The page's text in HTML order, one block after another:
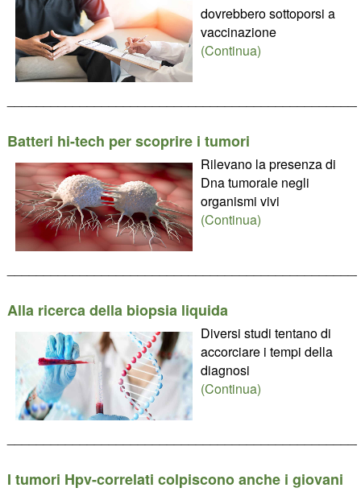
dovrebbero sottoporsi a
vaccinazione
(Continua)
Batteri hi-tech per scoprire i tumori
Rilevano la presenza di
Dna tumorale negli
organismi vivi
(Continua)
Alla ricerca della biopsia liquida
Diversi studi tentano di
accorciare i tempi della
diagnosi
(Continua)
I tumori Hpv-correlati colpiscono anche i giovani